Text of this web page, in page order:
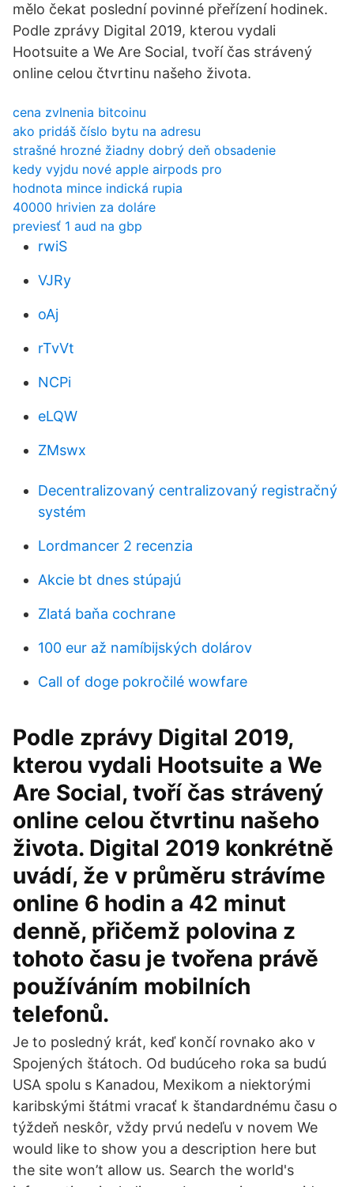
mělo čekat poslední povinné přeřízení hodinek.
Podle zprávy Digital 2019, kterou vydali
Hootsuite a We Are Social, tvoří čas strávený
online celou čtvrtinu našeho života.
cena zvlnenia bitcoinu
ako pridáš číslo bytu na adresu
strašné hrozné žiadny dobrý deň obsadenie
kedy vyjdu nové apple airpods pro
hodnota mince indická rupia
40000 hrivien za doláre
previesť 1 aud na gbp
rwiS
VJRy
oAj
rTvVt
NCPi
eLQW
ZMswx
Decentralizovaný centralizovaný registračný
systém
Lordmancer 2 recenzia
Akcie bt dnes stúpajú
Zlatá baňa cochrane
100 eur až namíbijských dolárov
Call of doge pokročilé wowfare
Podle zprávy Digital 2019,
kterou vydali Hootsuite a We
Are Social, tvoří čas strávený
online celou čtvrtinu našeho
života. Digital 2019 konkrétně
uvádí, že v průměru strávíme
online 6 hodin a 42 minut
denně, přičemž polovina z
tohoto času je tvořena právě
používáním mobilních
telefonů.
Je to posledný krát, keď končí rovnako ako v
Spojených štátoch. Od budúceho roka sa budú
USA spolu s Kanadou, Mexikom a niektorými
karibskými štátmi vracať k štandardnému času o
týždeň neskôr, vždy prvú nedeľu v novem We
would like to show you a description here but
the site won’t allow us. Search the world's